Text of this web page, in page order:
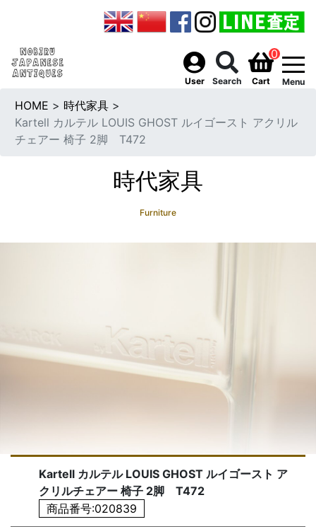
User Search
0
Cart Menu
HOME > 時代家具 >
Kartell カルテル LOUIS GHOST ルイゴースト アクリル
チェアー 椅子 2脚 T472
時代家具
Furniture
Kartell カルテル LOUIS GHOST ルイゴースト ア
クリルチェアー 椅子 2脚 T472
商品番号:020839